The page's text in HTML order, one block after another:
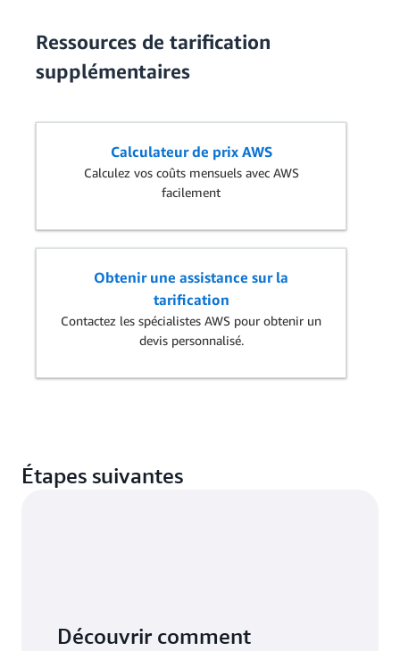
Ressources de tarification
supplémentaires
Calculateur de prix AWS
Calculez vos coûts mensuels avec AWS
facilement
Obtenir une assistance sur la
tarification
Contactez les spécialistes AWS pour obtenir un
devis personnalisé.
Étapes suivantes
Découvrir comment